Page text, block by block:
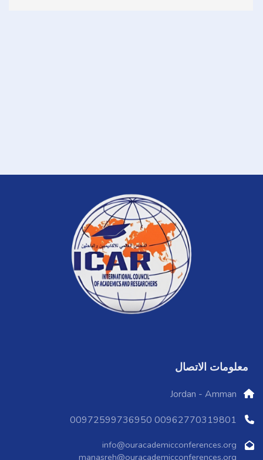
معلومات الاتصال
Jordan - Amman
00962770319801 00972599736950
info@ouracademicconferences.org
manasreh@ouracademicconferences.org